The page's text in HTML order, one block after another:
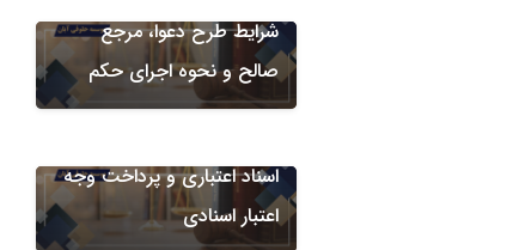
شرایط طرح دعوا، مرجع
صالح و نحوه اجرای حکم
امور اعتبارات اسنادی
اسناد اعتباری و پرداخت وجه
اعتبار اسنادی